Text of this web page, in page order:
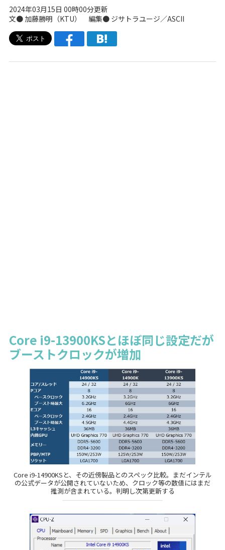
2024年03月15日 00時00分更新
文● 加藤勝明（KTU） 編集● ジサトラユージ／ASCII
Core i9-13900KSとほぼ同じ設定だが
ブーストクロックが増加
Core i9-14900KSと、その近傍製品とのスペック比較。まだインテル
の公式データが公開されていないため、クロック等の数値にはまだ
推測が含まれている。判明し次第更新する